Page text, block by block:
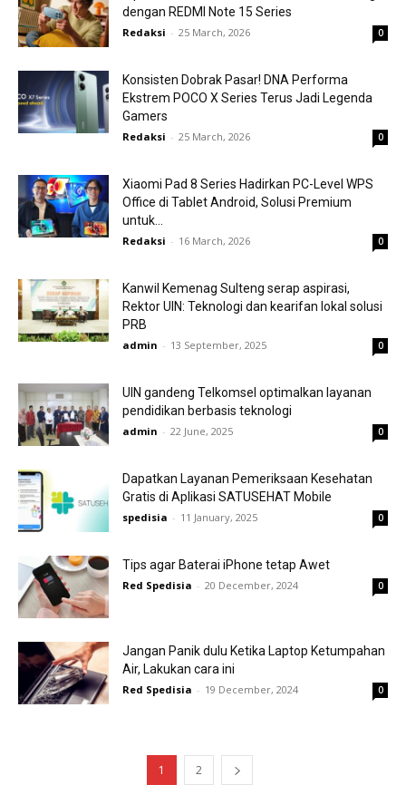
dengan REDMI Note 15 Series
Redaksi - 25 March, 2026 0
Konsisten Dobrak Pasar! DNA Performa
Ekstrem POCO X Series Terus Jadi Legenda
Gamers
Redaksi - 25 March, 2026 0
Xiaomi Pad 8 Series Hadirkan PC-Level WPS
Office di Tablet Android, Solusi Premium
untuk...
Redaksi - 16 March, 2026 0
Kanwil Kemenag Sulteng serap aspirasi,
Rektor UIN: Teknologi dan kearifan lokal solusi
PRB
admin - 13 September, 2025 0
UIN gandeng Telkomsel optimalkan layanan
pendidikan berbasis teknologi
admin - 22 June, 2025 0
Dapatkan Layanan Pemeriksaan Kesehatan
Gratis di Aplikasi SATUSEHAT Mobile
spedisia - 11 January, 2025 0
Tips agar Baterai iPhone tetap Awet
Red Spedisia - 20 December, 2024 0
Jangan Panik dulu Ketika Laptop Ketumpahan
Air, Lakukan cara ini
Red Spedisia - 19 December, 2024 0
1 2